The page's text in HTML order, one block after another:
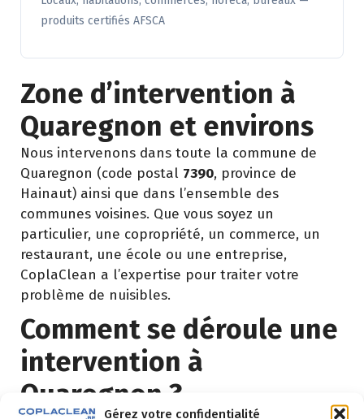
Gérez votre confidentialité
produits certifiés AFSCA
Zone d’intervention à
Quaregnon et environs
Nous intervenons dans toute la commune de
Quaregnon (code postal 7390, province de
Hainaut) ainsi que dans l’ensemble des
communes voisines. Que vous soyez un
particulier, une copropriété, un commerce, un
restaurant, une école ou une entreprise,
CoplaClean a l’expertise pour traiter votre
problème de nuisibles.
Comment se déroule une
intervention à
Quaregnon ?